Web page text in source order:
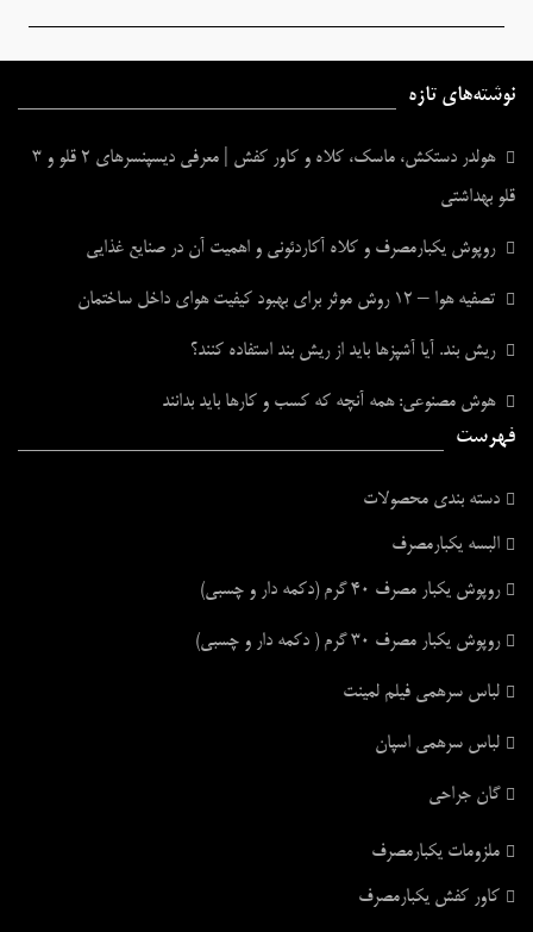
نوشته‌های تازه
هولدر دستکش، ماسک، کلاه و کاور کفش | معرفی دیسپنسرهای ۲ قلو و ۳
قلو بهداشتی
روپوش یکبارمصرف و کلاه آکاردئونی و اهمیت آن در صنایع غذایی
تصفیه هوا – ۱۲ روش موثر برای بهبود کیفیت هوای داخل ساختمان
ریش بند. آیا آشپزها باید از ریش بند استفاده کنند؟
هوش مصنوعی: همه آنچه که کسب و کارها باید بدانند
فهرست
دسته بندی محصولات
البسه یکبارمصرف
روپوش یکبار مصرف ۴۰ گرم (دکمه دار و چسبی)
روپوش یکبار مصرف ۳۰ گرم ( دکمه دار و چسبی)
لباس سرهمی فیلم لمینت
لباس سرهمی اسپان
گان جراحی
ملزومات یکبارمصرف
کاور کفش یکبارمصرف